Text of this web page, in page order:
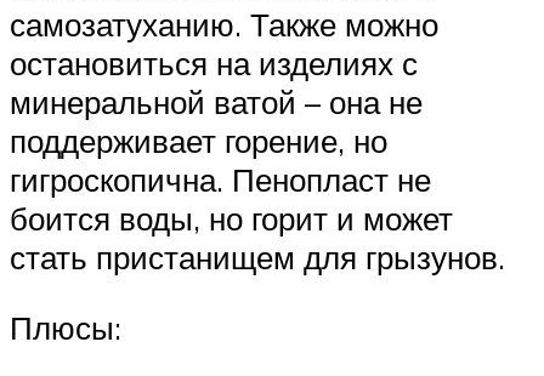
самозатуханию. Также можно
остановиться на изделиях с
минеральной ватой – она не
поддерживает горение, но
гигроскопична. Пенопласт не
боится воды, но горит и может
стать пристанищем для грызунов.
Плюсы: